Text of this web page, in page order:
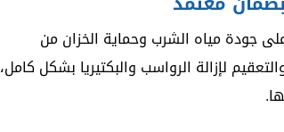
جودة مياه الشرب وحماية الخزان من
لإزالة الرواسب والبكتيريا بشكل كامل،